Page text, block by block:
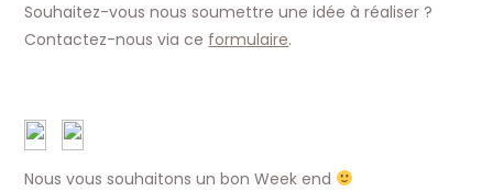
Souhaitez-vous nous soumettre une idée à réaliser ?
Contactez-nous via ce formulaire.
Nous vous souhaitons un bon Week end